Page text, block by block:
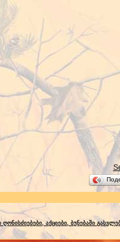
აქციები, ბუნებაში